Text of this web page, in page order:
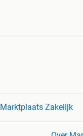
Marktplaats Zakelijk